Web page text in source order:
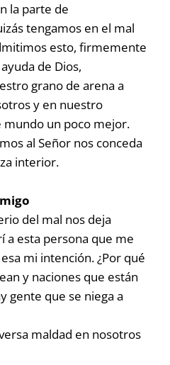
la parte de
tengamos en el mal
esto, firmemente
de Dios,
grano de arena a
y en nuestro
mundo un poco mejor.
al Señor nos conceda
interior.
del mal nos deja
a esta persona que me
mi intención. ¿Por qué
y naciones que están
gente que se niega a
maldad en nosotros